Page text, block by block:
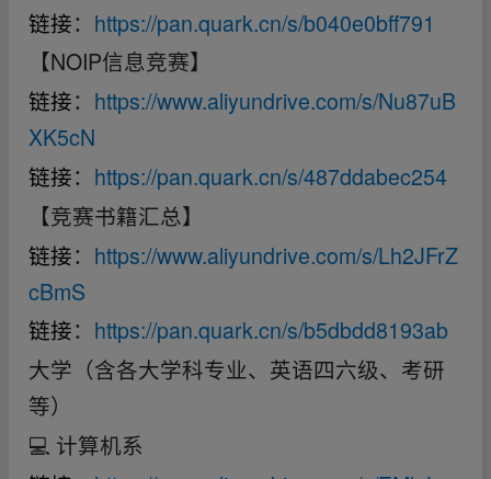
链接： https://pan.quark.cn/s/b040e0bff791
【NOIP信息竞赛】
链接： https://www.aliyundrive.com/s/Nu87uB
XK5cN
链接： https://pan.quark.cn/s/487ddabec254
【竞赛书籍汇总】
链接： https://www.aliyundrive.com/s/Lh2JFrZ
cBmS
链接： https://pan.quark.cn/s/b5dbdd8193ab
大学（含各大学科专业、英语四六级、考研
等）
💻 计算机系